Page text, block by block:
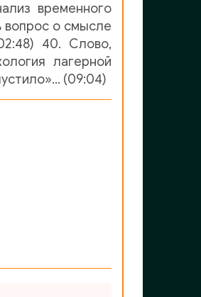
временного
вопрос о смысле
40. Слово,
лагерной
(09:04)